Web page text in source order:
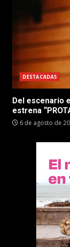
DESTACADAS
Del escenario
estrena
6 de agosto de